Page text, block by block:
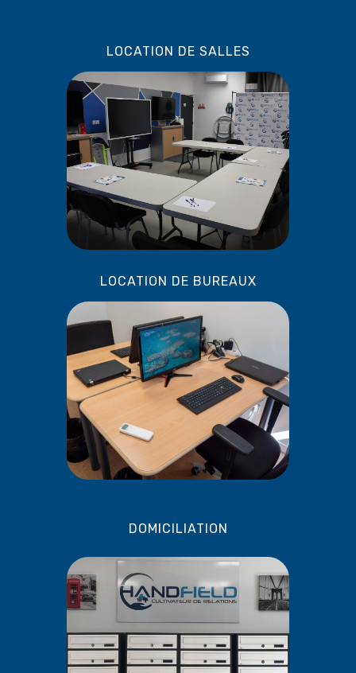
LOCATION DE SALLES
LOCATION DE BUREAUX
DOMICILIATION